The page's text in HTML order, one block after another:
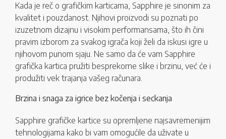
Kada je reč o grafičkim karticama, Sapphire je sinonim za
kvalitet i pouzdanost. Njihovi proizvodi su poznati po
izuzetnom dizajnu i visokim performansama, što ih čini
pravim izborom za svakog igrača koji želi da iskusi igre u
njihovom punom sjaju. Ne samo da će vam Sapphire
grafička kartica pružiti besprekorne slike i brzinu, već će i
produžiti vek trajanja vašeg računara.
Brzina i snaga za igrice bez kočenja i seckanja
Sapphire grafičke kartice su opremljene najsavremenijim
tehnologijama kako bi vam omogućile da uživate u